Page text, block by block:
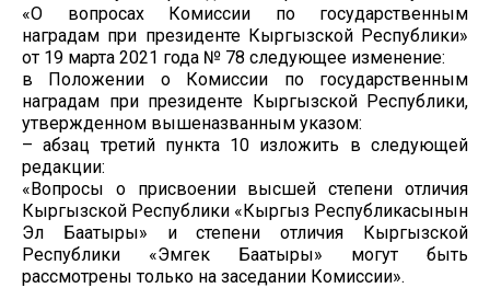
«О вопросах Комиссии по государственным
наградам при президенте Кыргызской Республики»
от 19 марта 2021 года № 78 следующее изменение:
в Положении о Комиссии по государственным
наградам при президенте Кыргызской Республики,
утвержденном вышеназванным указом:
– абзац третий пункта 10 изложить в следующей
редакции:
«Вопросы о присвоении высшей степени отличия
Кыргызской Республики «Кыргыз Республикасынын
Эл Баатыры» и степени отличия Кыргызской
Республики «Эмгек Баатыры» могут быть
рассмотрены только на заседании Комиссии».